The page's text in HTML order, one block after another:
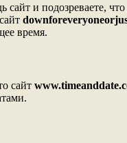
и подозреваете,
время.
сайт